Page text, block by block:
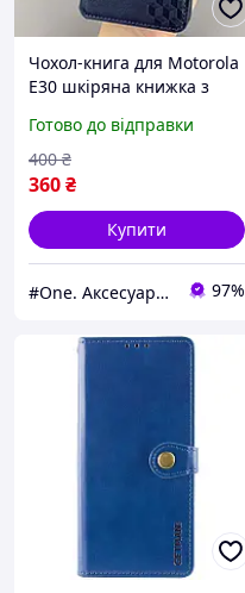
Чохол-книга для Motorola
E30 шкіряна книжка з
моторола е30 синя rhm
Готово до відправки
360₴
400 ₴
Купити
#One. Аксесуари до смартфонів 97%